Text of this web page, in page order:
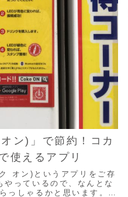
ン)」で節約！コカ
使えるアプリ
オン)というアプリをご存
っているので、なんとな
っしゃるかと思います。